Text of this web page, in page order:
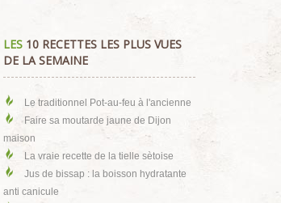
LES 10 RECETTES LES PLUS VUES
DE LA SEMAINE
Le traditionnel Pot-au-feu à l'ancienne
Faire sa moutarde jaune de Dijon
maison
La vraie recette de la tielle sètoise
Jus de bissap : la boisson hydratante
anti canicule